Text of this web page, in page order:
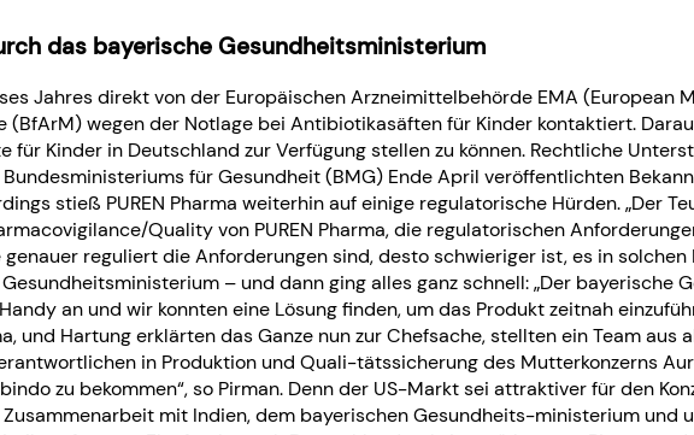
das bayerische Gesundheitsministerium
Jahres direkt von der Europäischen Arzneimittelbehörde EMA
wegen der Notlage bei Antibiotikasäften für Kinder kontaktiert.
Kinder in Deutschland zur Verfügung stellen zu können. Rechtliche
für Gesundheit (BMG) Ende April veröffentlichten
stieß PUREN Pharma weiterhin auf einige regulatorische Hürden. „Der
Quality von PUREN Pharma, die regulatorischen
reguliert die Anforderungen sind, desto schwieriger ist, es in solchen
– und dann ging alles ganz schnell: „Der
an und wir konnten eine Lösung finden, um das Produkt zeitnah
und Hartung erklärten das Ganze nun zur Chefsache, stellten ein Team
in Produktion und Quali-tätssicherung des Mutterkonzerns
zu bekommen“, so Pirman. Denn der US-Markt sei attraktiver für den
mit Indien, dem bayerischen Gesundheits-ministerium